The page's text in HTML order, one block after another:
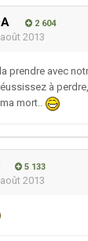
2 604
2013
prendre avec
à
mort..
5 133
2013